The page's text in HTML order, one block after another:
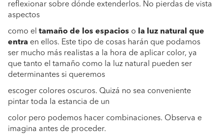
reflexionar sobre dónde extenderlos. No pierdas de vista
aspectos
como el tamaño de los espacios o
la luz natural que
entra en ellos. Este tipo de cosas harán que podamos
ser mucho más realistas a la hora de aplicar color, ya
que tanto el tamaño como la luz natural pueden ser
determinantes si queremos
escoger colores oscuros. Quizá no sea conveniente
pintar toda la estancia de un
color pero podemos hacer combinaciones. Observa e
imagina antes de proceder.